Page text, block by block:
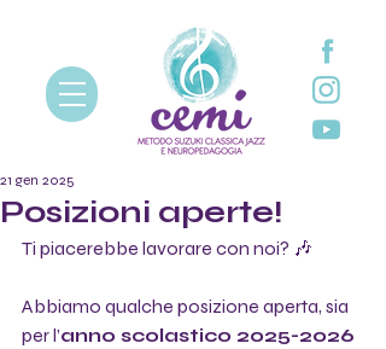
Posizioni aperte!
21 gen 2025
Ti piacerebbe lavorare con noi? 🎶
Abbiamo qualche posizione aperta, sia
per l’anno scolastico 2025-2026